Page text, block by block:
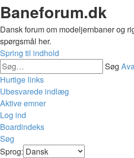
Baneforum.dk
Dansk forum om modeljernbaner og
spørgsmål her.
Spring til indhold
Søg
Hurtige links
Ubesvarede indlæg
Aktive emner
Log ind
Boardindeks
Søg
Sprog: